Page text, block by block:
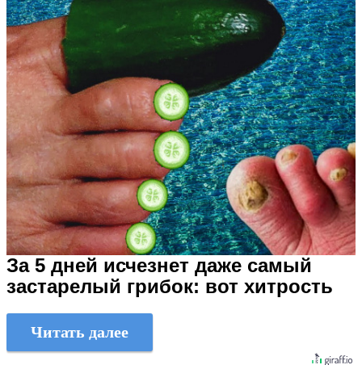
За 5 дней исчезнет даже самый
застарелый грибок: вот хитрость
Читать далее